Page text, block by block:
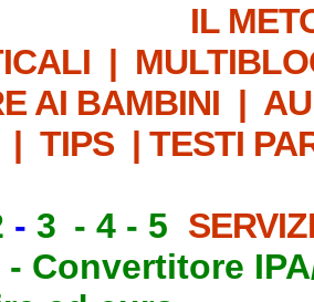
IL
|
AI BAMBINI |
| TIPS | TESTI
- 3 - 4 - 5
- Convertitore